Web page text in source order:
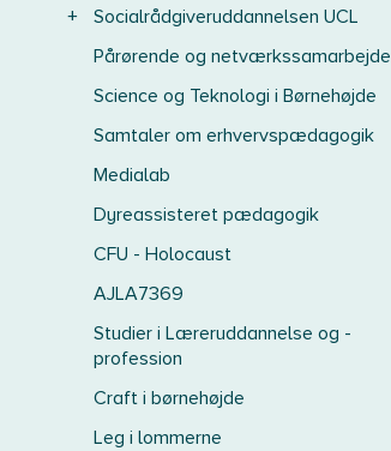
+
Socialrådgiveruddannelsen UCL
Pårørende og netværkssamarbejde
Science og Teknologi i Børnehøjde
Samtaler om erhvervspædagogik
Medialab
Dyreassisteret pædagogik
CFU - Holocaust
AJLA7369
Studier i Læreruddannelse og -
profession
Craft i børnehøjde
Leg i lommerne